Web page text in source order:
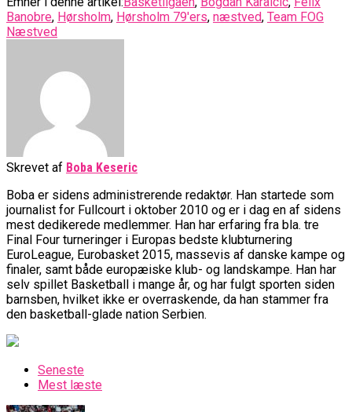
Banobre, Hørsholm, Hørsholm 79'ers, næstved, Team FOG
Næstved
Skrevet af Boba Keseric
Boba er sidens administrerende redaktør. Han startede som
journalist for Fullcourt i oktober 2010 og er i dag en af sidens
mest dedikerede medlemmer. Han har erfaring fra bla. tre
Final Four turneringer i Europas bedste klubturnering
EuroLeague, Eurobasket 2015, massevis af danske kampe og
finaler, samt både europæiske klub- og landskampe. Han har
selv spillet Basketball i mange år, og har fulgt sporten siden
barnsben, hvilket ikke er overraskende, da han stammer fra
den basketball-glade nation Serbien.
Seneste
Mest læste